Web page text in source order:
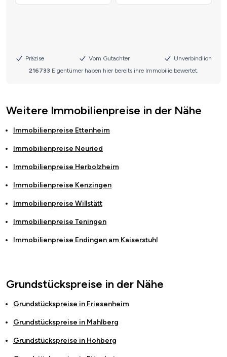
Weitere Immobilienpreise in der Nähe
Immobilienpreise Ettenheim
Immobilienpreise Neuried
Immobilienpreise Herbolzheim
Immobilienpreise Kenzingen
Immobilienpreise Willstätt
Immobilienpreise Teningen
Immobilienpreise Endingen am Kaiserstuhl
Grundstückspreise in der Nähe
Grundstückspreise in Friesenheim
Grundstückspreise in Mahlberg
Grundstückspreise in Hohberg